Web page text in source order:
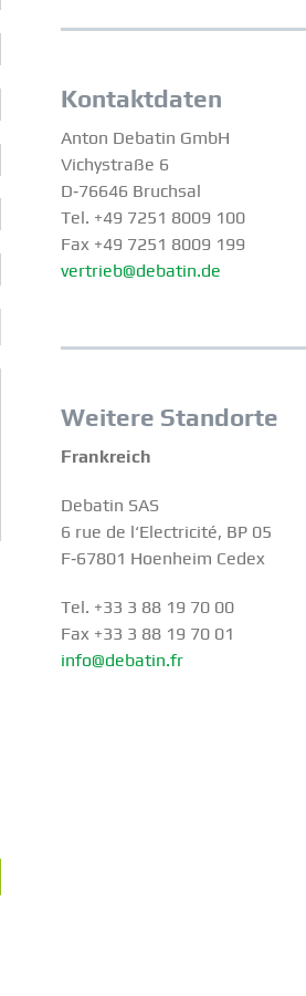
Kontakt­daten
Anton Debatin GmbH
Vichy­straße 6
D‑76646 Bruchsal
Tel. +49 7251 8009 100
Fax +49 7251 8009 199
vertrieb@debatin.de
Weitere Standorte
Frank­reich
Debatin SAS
6 rue de l‘Electricité, BP 05
F‑67801 Hoenheim Cedex
Tel. +33 3 88 19 70 00
Fax +33 3 88 19 70 01
info@debatin.fr